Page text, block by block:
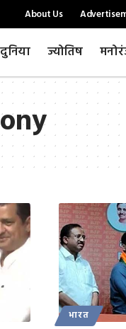
About Us
दुनिया ज्योतिष
भारत